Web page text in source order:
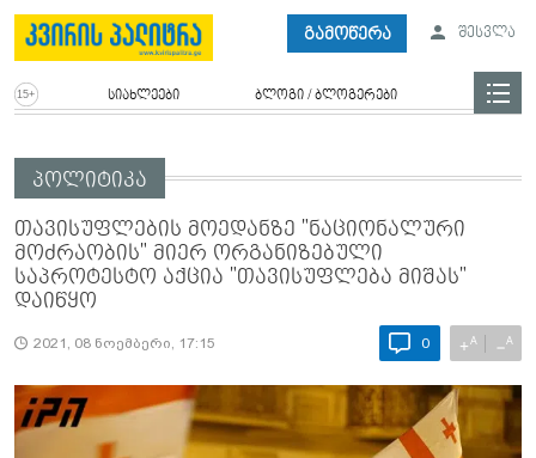
გამოწერა შესვლა
სიახლეები ბლოგი / ბლოგერები
პოლიტიკა
თავისუფლების მოედანზე "ნაციონალური
მოძრაობის" მიერ ორგანიზებული
საპროტესტო აქცია "თავისუფლება მიშას"
დაიწყო
2021, 08 ნოემბერი, 17:15 0 +A −A